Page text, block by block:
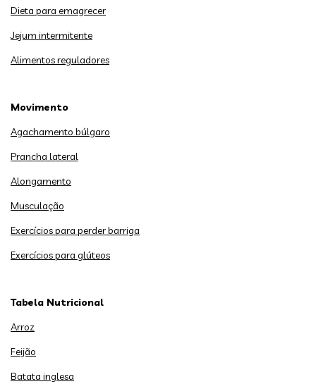
Dieta para emagrecer
Jejum intermitente
Alimentos reguladores
Movimento
Agachamento búlgaro
Prancha lateral
Alongamento
Musculação
Exercícios para perder barriga
Exercícios para glúteos
Tabela Nutricional
Arroz
Feijão
Batata inglesa